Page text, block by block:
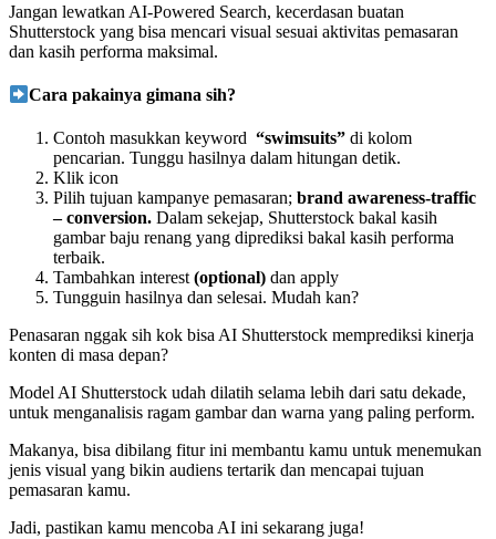
Jangan lewatkan AI-Powered Search, kecerdasan buatan
Shutterstock yang bisa mencari visual sesuai aktivitas pemasaran
dan kasih performa maksimal.
Cara pakainya gimana sih?
Contoh masukkan keyword “swimsuits” di kolom
pencarian. Tunggu hasilnya dalam hitungan detik.
Klik icon
Pilih tujuan kampanye pemasaran; brand awareness-traffic
– conversion. Dalam sekejap, Shutterstock bakal kasih
gambar baju renang yang diprediksi bakal kasih performa
terbaik.
Tambahkan interest(optional) dan apply
Tungguin hasilnya dan selesai. Mudah kan?
Penasaran nggak sih kok bisa AI Shutterstock memprediksi kinerja
konten di masa depan?
Model AI Shutterstock udah dilatih selama lebih dari satu dekade,
untuk menganalisis ragam gambar dan warna yang paling perform.
Makanya, bisa dibilang fitur ini membantu kamu untuk menemukan
jenis visual yang bikin audiens tertarik dan mencapai tujuan
pemasaran kamu.
Jadi, pastikan kamu mencoba AI ini sekarang juga!